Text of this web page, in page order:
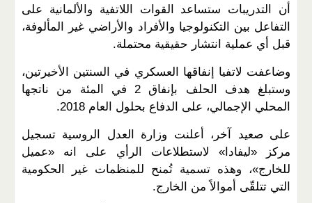
أن التدريبات ستساعد القوات اللاتفية والألمانية على
التفاعل بين التكنولوجيا والأفراد والأراضي غير المألوفة،
قبل أي عملية انتشار حقيقية محتملة.
وضاعفت لاتفيا إنفاقها العسكري في السنتين الأخيرتين،
وستبلغ هدف الحلف بإنفاق 2 في المئة من ناتجها
المحلي الإجمالي، على الدفاع بحلول العام 2018.
على صعيد آخر، أعلنت وزارة العدل الروسية تسجيل
مركز «ليفادا» لاستطلاعات الرأي على انه «عميل
للخارج»، وهذه تسمية تُمنح للمنظمات غير الحكومية
التي تتلقّى أموالاً من الخارج.